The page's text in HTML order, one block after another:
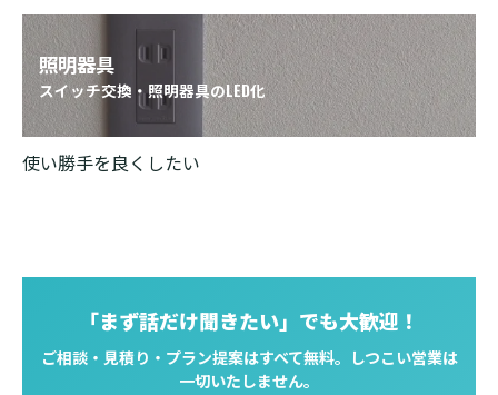
照明器具
スイッチ交換・照明器具のLED化
使い勝手を良くしたい
「まず話だけ聞きたい」でも大歓迎！
ご相談・見積り・プラン提案はすべて無料。しつこい営業は
一切いたしません。